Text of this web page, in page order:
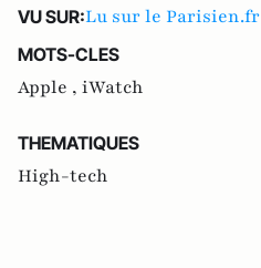
VU SUR:Lu sur le Parisien.fr
MOTS-CLES
Apple , iWatch
THEMATIQUES
High-tech